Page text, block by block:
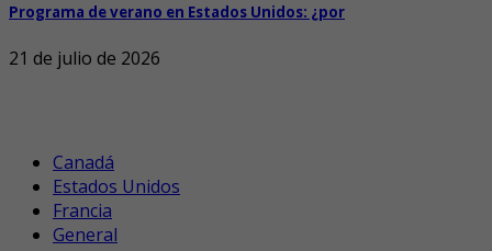
Programa de verano en Estados Unidos: ¿por
21 de julio de 2026
Canadá
Estados Unidos
Francia
General